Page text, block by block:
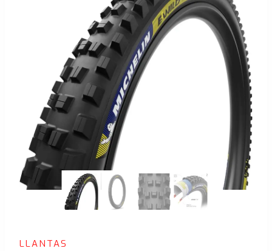
LLANTAS